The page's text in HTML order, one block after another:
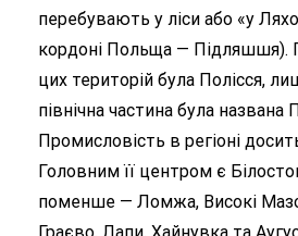
перебувають у ліси або «у
кордоні Польща — Підляшшя).
цих територій була Полісся,
північна частина була
Промисловість в регіоні
Головним її центром є
поменше — Ломжа, Високі